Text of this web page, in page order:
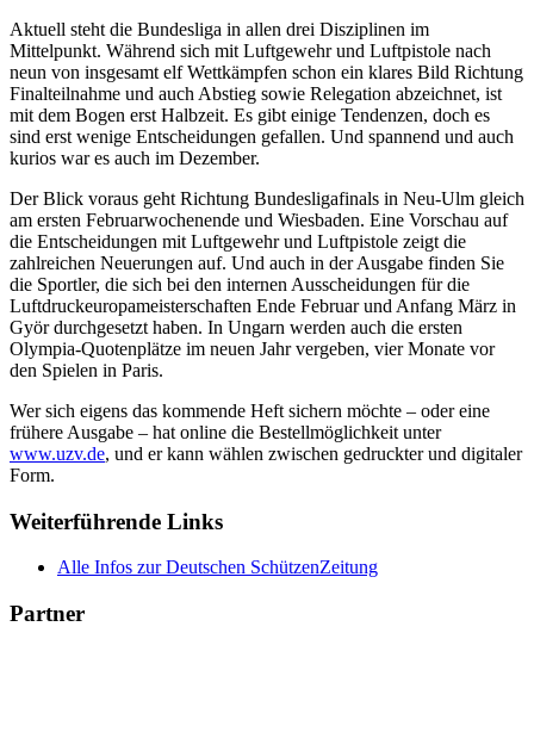
Aktuell steht die Bundesliga in allen drei Disziplinen im
Mittelpunkt. Während sich mit Luftgewehr und Luftpistole nach
neun von insgesamt elf Wettkämpfen schon ein klares Bild Richtung
Finalteilnahme und auch Abstieg sowie Relegation abzeichnet, ist
mit dem Bogen erst Halbzeit. Es gibt einige Tendenzen, doch es
sind erst wenige Entscheidungen gefallen. Und spannend und auch
kurios war es auch im Dezember.
Der Blick voraus geht Richtung Bundesligafinals in Neu-Ulm gleich
am ersten Februarwochenende und Wiesbaden. Eine Vorschau auf
die Entscheidungen mit Luftgewehr und Luftpistole zeigt die
zahlreichen Neuerungen auf. Und auch in der Ausgabe finden Sie
die Sportler, die sich bei den internen Ausscheidungen für die
Luftdruckeuropameisterschaften Ende Februar und Anfang März in
Györ durchgesetzt haben. In Ungarn werden auch die ersten
Olympia-Quotenplätze im neuen Jahr vergeben, vier Monate vor
den Spielen in Paris.
Wer sich eigens das kommende Heft sichern möchte – oder eine
frühere Ausgabe – hat online die Bestellmöglichkeit unter
www.uzv.de, und er kann wählen zwischen gedruckter und digitaler
Form.
Weiterführende Links
Alle Infos zur Deutschen SchützenZeitung
Partner